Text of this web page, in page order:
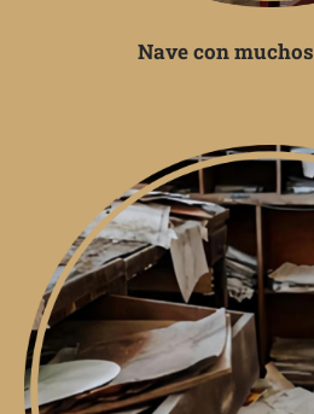
Nave con